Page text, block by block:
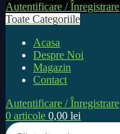
Autentificare / Înregistrare
Toate Categoriile
Acasa
Despre Noi
Magazin
Contact
Autentificare / Înregistrare
0 articole 0,00 lei